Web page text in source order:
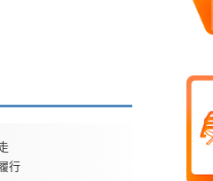
行